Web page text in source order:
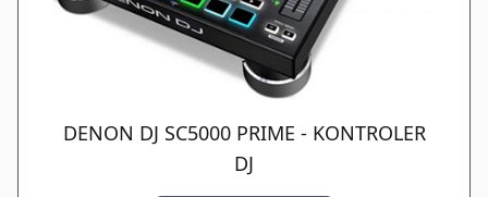
DENON DJ SC5000 PRIME - KONTROLER
DJ